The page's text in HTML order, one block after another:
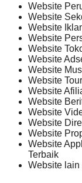
Website
Website
Website
Website
Website
Website
Website
Website
Website
Website
Website
Website
Website
Website
Terbaik
Website lain